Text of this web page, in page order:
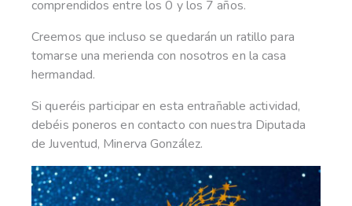
comprendidos entre los 0 y los 7 años.
Creemos que incluso se quedarán un ratillo para
tomarse una merienda con nosotros en la casa
hermandad.
Si queréis participar en esta entrañable actividad,
debéis poneros en contacto con nuestra Diputada
de Juventud, Minerva González.